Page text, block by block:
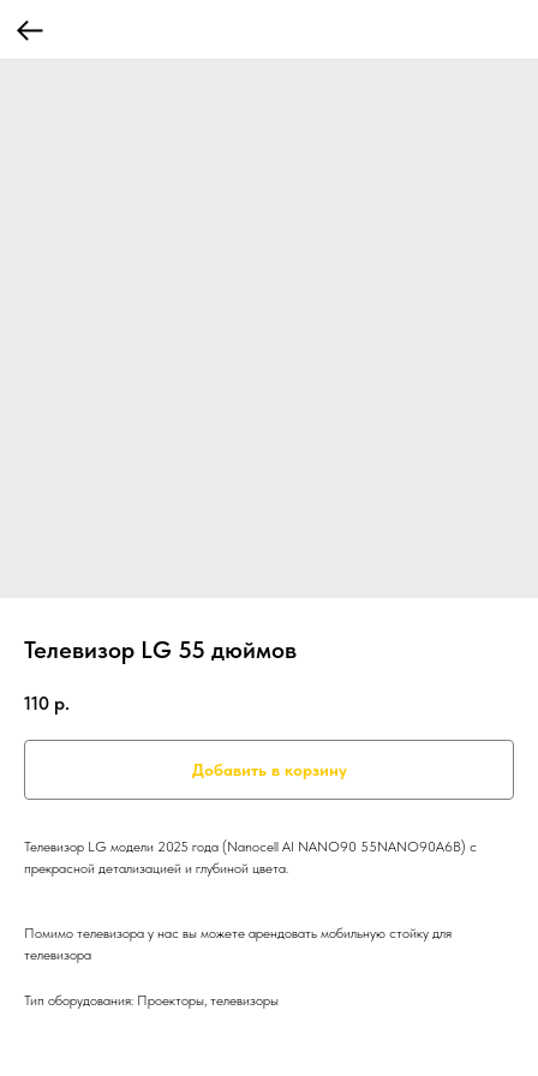
Телевизор LG 55 дюймов
110 р.
Добавить в корзину
Телевизор LG модели 2025 года (Nanocell AI NANO90 55NANO90A6B) с
прекрасной детализацией и глубиной цвета.
Помимо телевизора у нас вы можете арендовать мобильную стойку для
телевизора
Тип оборудования: Проекторы, телевизоры